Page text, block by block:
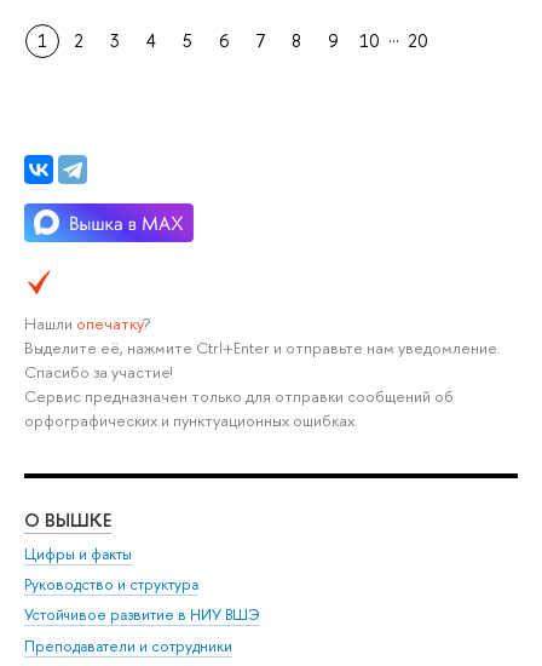
1 2 3 4 5 6 7 8 9 10 … 20
Нашли опечатку?
Выделите её, нажмите Ctrl+Enter и отправьте нам уведомление.
Спасибо за участие!
Сервис предназначен только для отправки сообщений об
орфографических и пунктуационных ошибках.
О ВЫШКЕ
Цифры и факты
Руководство и структура
Устойчивое развитие в НИУ ВШЭ
Преподаватели и сотрудники